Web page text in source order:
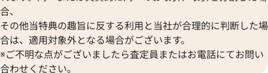
合、
その他当特典の趣旨に反する利用と当社が合理的に判断した場
合は、適用対象外となる場合がございます。
※ご不明な点がございましたら査定員またはお電話にてお問い
合わせください。